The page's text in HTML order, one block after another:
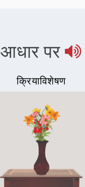
आधार पर
क्रियाविशेषण